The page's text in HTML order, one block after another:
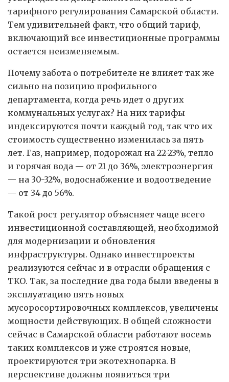
тарифного регулирования Самарской области.
Тем удивительней факт, что общий тариф,
включающий все инвестиционные программы
остается неизменяемым.
Почему забота о потребителе не влияет так же
сильно на позицию профильного
департамента, когда речь идет о других
коммунальных услугах? На них тарифы
индексируются почти каждый год, так что их
стоимость существенно изменилась за пять
лет. Газ, например, подорожал на 22-23%, тепло
и горячая вода — от 21 до 36%, электроэнергия
— на 30-32%, водоснабжение и водоотведение
— от 34 до 56%.
Такой рост регулятор объясняет чаще всего
инвестиционной составляющей, необходимой
для модернизации и обновления
инфраструктуры. Однако инвестпроекты
реализуются сейчас и в отрасли обращения с
ТКО. Так, за последние два года были введены в
эксплуатацию пять новых
мусоросортировочных комплексов, увеличены
мощности действующих. В общей сложности
сейчас в Самарской области работают восемь
таких комплексов и уже строятся новые,
проектируются три экотехнопарка. В
перспективе должны появиться три